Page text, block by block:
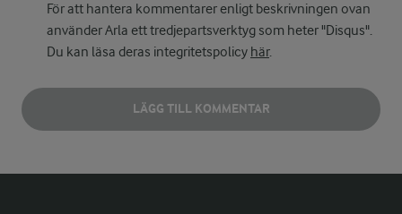
För att hantera kommentarer enligt beskrivningen ovan
använder Arla ett tredjepartsverktyg som heter "Disqus".
Du kan läsa deras integritetspolicy här.
LÄGG TILL KOMMENTAR